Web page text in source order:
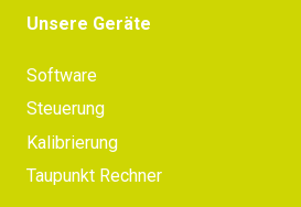
Unsere Geräte
Software
Steuerung
Kalibrierung
Taupunkt Rechner